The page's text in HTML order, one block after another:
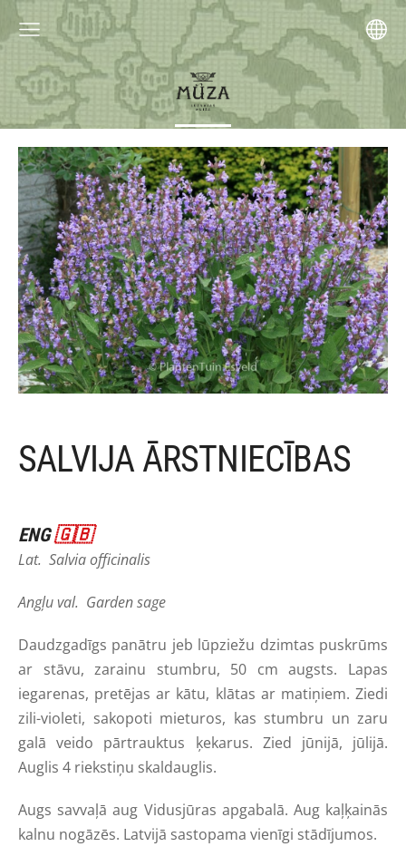
SALVIJA ĀRSTNIECĪBAS
ENG🇬🇧
Lat. Salvia officinalis
Angļu val. Garden sage
Daudzgadīgs panātru jeb lūpziežu dzimtas puskrūms
ar stāvu, zarainu stumbru, 50 cm augsts. Lapas
iegarenas, pretējas ar kātu, klātas ar matiņiem. Ziedi
zili-violeti, sakopoti mieturos, kas stumbru un zaru
galā veido pārtrauktus ķekarus. Zied jūnijā, jūlijā.
Auglis 4 riekstiņu skaldauglis.
Augs savvaļā aug Vidusjūras apgabalā. Aug kaļķainās
kalnu nogāzēs. Latvijā sastopama vienīgi stādījumos.